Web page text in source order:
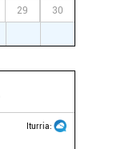
29 30
Iturria: